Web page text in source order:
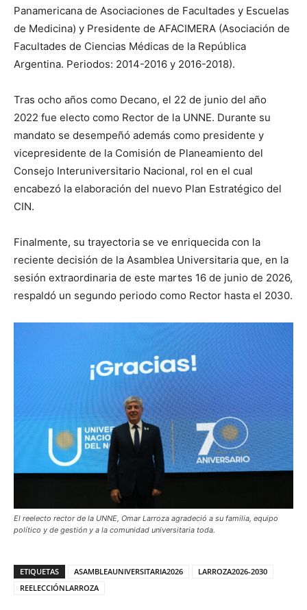
Panamericana de Asociaciones de Facultades y Escuelas
de Medicina) y Presidente de AFACIMERA (Asociación de
Facultades de Ciencias Médicas de la República
Argentina. Periodos: 2014-2016 y 2016-2018).
Tras ocho años como Decano, el 22 de junio del año
2022 fue electo como Rector de la UNNE. Durante su
mandato se desempeñó además como presidente y
vicepresidente de la Comisión de Planeamiento del
Consejo Interuniversitario Nacional, rol en el cual
encabezó la elaboración del nuevo Plan Estratégico del
CIN.
Finalmente, su trayectoria se ve enriquecida con la
reciente decisión de la Asamblea Universitaria que, en la
sesión extraordinaria de este martes 16 de junio de 2026,
respaldó un segundo periodo como Rector hasta el 2030.
El reelecto rector de la UNNE, Omar Larroza agradeció a su familia, equipo
político y de gestión y a la comunidad universitaria toda.
ETIQUETAS ASAMBLEAUNIVERSITARIA2026
LARROZA2026-2030
REELECCIÓNLARROZA